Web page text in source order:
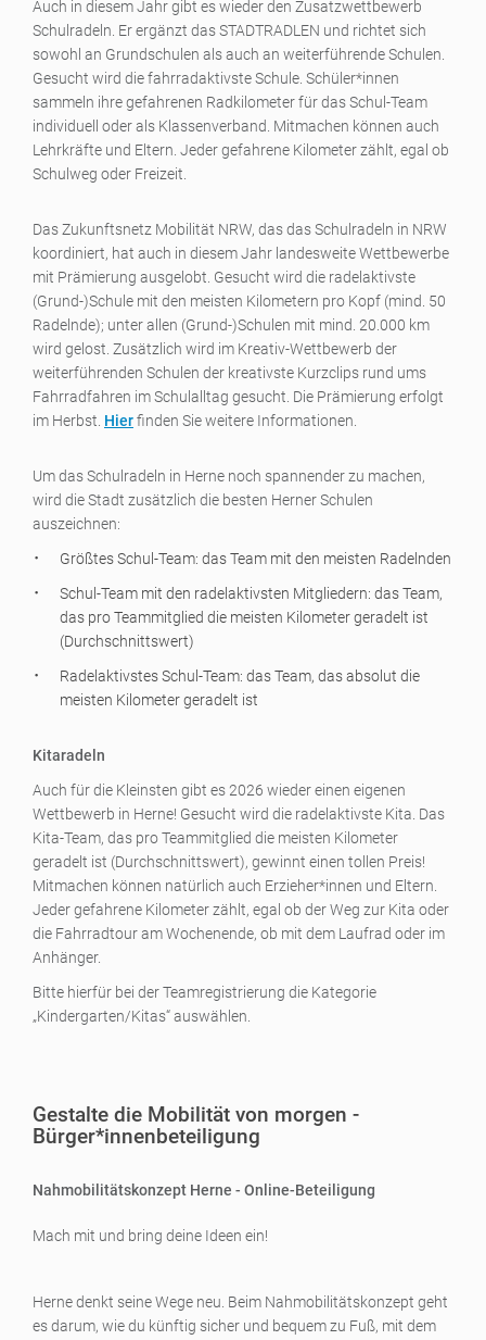
Auch in diesem Jahr gibt es wieder den Zusatzwettbewerb
Schulradeln. Er ergänzt das STADTRADLEN und richtet sich
sowohl an Grundschulen als auch an weiterführende Schulen.
Gesucht wird die fahrradaktivste Schule. Schüler*innen
sammeln ihre gefahrenen Radkilometer für das Schul-Team
individuell oder als Klassenverband. Mitmachen können auch
Lehrkräfte und Eltern. Jeder gefahrene Kilometer zählt, egal ob
Schulweg oder Freizeit.
Das Zukunftsnetz Mobilität NRW, das das Schulradeln in NRW
koordiniert, hat auch in diesem Jahr landesweite Wettbewerbe
mit Prämierung ausgelobt. Gesucht wird die radelaktivste
(Grund-)Schule mit den meisten Kilometern pro Kopf (mind. 50
Radelnde); unter allen (Grund-)Schulen mit mind. 20.000 km
wird gelost. Zusätzlich wird im Kreativ-Wettbewerb der
weiterführenden Schulen der kreativste Kurzclips rund ums
Fahrradfahren im Schulalltag gesucht. Die Prämierung erfolgt
im Herbst. Hierfinden Sie weitere Informationen.
Um das Schulradeln in Herne noch spannender zu machen,
wird die Stadt zusätzlich die besten Herner Schulen
auszeichnen:
Größtes Schul-Team: das Team mit den meisten Radelnden
Schul-Team mit den radelaktivsten Mitgliedern: das Team,
das pro Teammitglied die meisten Kilometer geradelt ist
(Durchschnittswert)
Radelaktivstes Schul-Team: das Team, das absolut die
meisten Kilometer geradelt ist
Kitaradeln
Auch für die Kleinsten gibt es 2026 wieder einen eigenen
Wettbewerb in Herne! Gesucht wird die radelaktivste Kita. Das
Kita-Team, das pro Teammitglied die meisten Kilometer
geradelt ist (Durchschnittswert), gewinnt einen tollen Preis!
Mitmachen können natürlich auch Erzieher*innen und Eltern.
Jeder gefahrene Kilometer zählt, egal ob der Weg zur Kita oder
die Fahrradtour am Wochenende, ob mit dem Laufrad oder im
Anhänger.
Bitte hierfür bei der Teamregistrierung die Kategorie
„Kindergarten/Kitas“ auswählen.
Gestalte die Mobilität von morgen -
Bürger*innenbeteiligung
Nahmobilitätskonzept Herne - Online-Beteiligung
Mach mit und bring deine Ideen ein!
Herne denkt seine Wege neu. Beim Nahmobilitätskonzept geht
es darum, wie du künftig sicher und bequem zu Fuß, mit dem